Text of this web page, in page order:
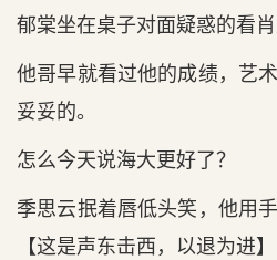
郁棠坐在桌子对面疑惑的看肖
他哥早就看过他的成绩，艺
妥妥的。
怎么今天说海大更好了？
季思云抿着唇低头笑，他用
【这是声东击西，以退为进】